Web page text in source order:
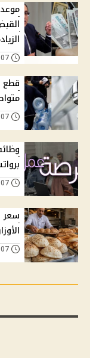
برواتب تصل